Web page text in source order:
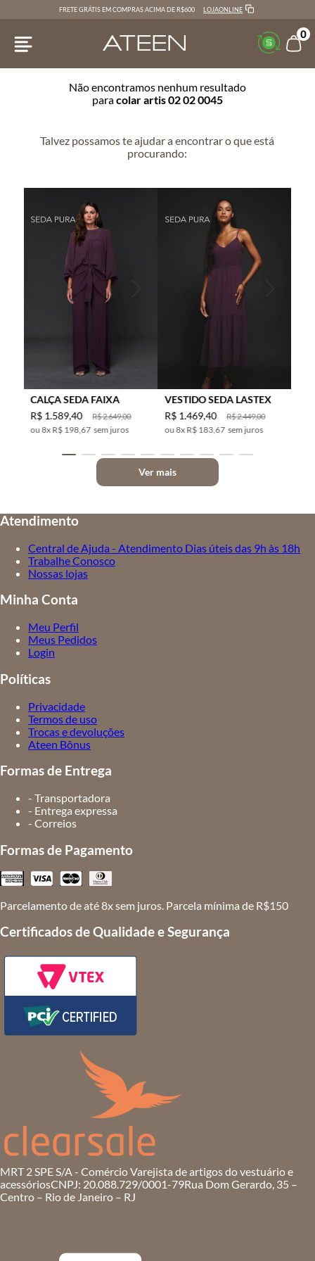
FRETE GRÁTIS EM COMPRAS ACIMA DE R$600 LOJAONLINE
0
Não encontramos nenhum resultado
paracolar artis 02 02 0045
Talvez possamos te ajudar a encontrar o que está
procurando:
CALÇA SEDA FAIXA
R$2.649,00
R$ 1.589,40
8x R$ 198,67 sem juros
VESTIDO SEDA LASTEX
R$2.449,00
R$ 1.469,40
8x R$ 183,67 sem juros
Ver mais
Atendimento
Central de Ajuda - Atendimento Dias úteis das 9h às 18h
Trabalhe Conosco
Nossas lojas
Minha Conta
Meu Perfil
Meus Pedidos
Login
Políticas
Privacidade
Termos de uso
Trocas e devoluções
Ateen Bônus
Formas de Entrega
- Transportadora
- Entrega expressa
- Correios
Formas de Pagamento
Parcelamento de até 8x sem juros. Parcela mínima de R$150
Certificados de Qualidade e Segurança
MRT 2 SPE S/A - Comércio Varejista de artigos do vestuário e
acessóriosCNPJ: 20.088.729/0001-79Rua Dom Gerardo, 35 –
Centro – Rio de Janeiro – RJ